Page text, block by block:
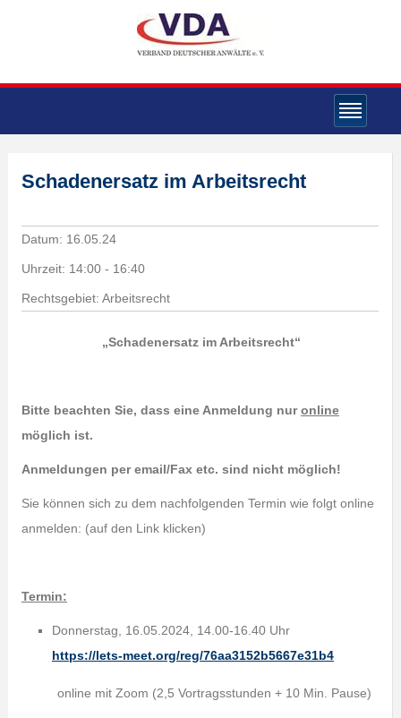
Schadenersatz im Arbeitsrecht
Datum: 16.05.24
Uhrzeit: 14:00 - 16:40
Rechtsgebiet: Arbeitsrecht
„Schadenersatz im Arbeitsrecht“
Bitte beachten Sie, dass eine Anmeldung nuronline
möglich ist.
Anmeldungen per email/Fax etc. sind nicht möglich!
Sie können sich zu dem nachfolgenden Termin wie folgt online
anmelden: (auf den Link klicken)
Termin:
Donnerstag, 16.05.2024, 14.00-16.40 Uhr
https://lets-meet.org/reg/76aa3152b5667e31b4
online mit Zoom (2,5 Vortragsstunden + 10 Min. Pause)